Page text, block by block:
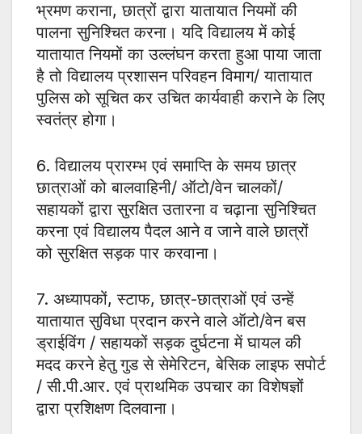
भ्रमण कराना, छात्रों द्वारा यातायात नियमों की
पालना सुनिश्चित करना। यदि विद्यालय में कोई
यातायात नियमों का उल्लंघन करता हुआ पाया जाता
है तो विद्यालय प्रशासन परिवहन विमाग/ यातायात
पुलिस को सूचित कर उचित कार्यवाही कराने के लिए
स्वतंत्र होगा।
6. विद्यालय प्रारम्भ एवं समाप्ति के समय छात्र
छात्राओं को बालवाहिनी/ ऑटो/वेन चालकों/
सहायकों द्वारा सुरक्षित उतारना व चढ़ाना सुनिश्चित
करना एवं विद्यालय पैदल आने व जाने वाले छात्रों
को सुरक्षित सड़क पार करवाना।
7. अध्यापकों, स्टाफ, छात्र-छात्राओं एवं उन्हें
यातायात सुविधा प्रदान करने वाले ऑटो/वेन बस
ड्राईविंग / सहायकों सड़क दुर्घटना में घायल की
मदद करने हेतु गुड से सेमेरिटन, बेसिक लाइफ सपोर्ट
/ सी.पी.आर. एवं प्राथमिक उपचार का विशेषज्ञों
द्वारा प्रशिक्षण दिलवाना।